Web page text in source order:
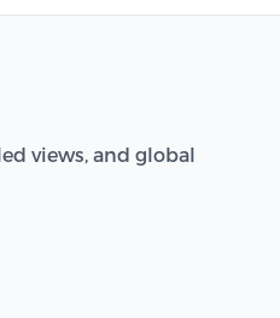
views, and global